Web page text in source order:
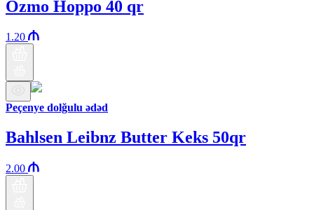
Ozmo Hoppo 40 qr
1.20
Peçenye dolğulu ədəd
Bahlsen Leibnz Butter Keks 50qr
2.00